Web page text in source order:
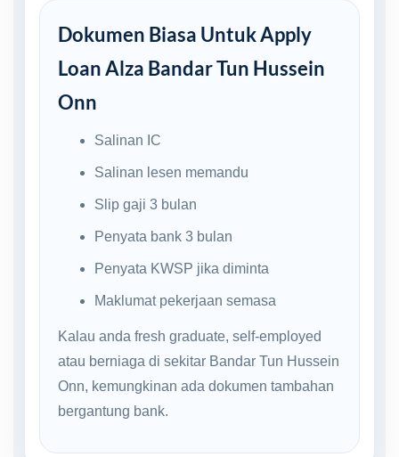
Dokumen Biasa Untuk Apply
Loan Alza Bandar Tun Hussein
Onn
Salinan IC
Salinan lesen memandu
Slip gaji 3 bulan
Penyata bank 3 bulan
Penyata KWSP jika diminta
Maklumat pekerjaan semasa
Kalau anda fresh graduate, self-employed
atau berniaga di sekitar Bandar Tun Hussein
Onn, kemungkinan ada dokumen tambahan
bergantung bank.